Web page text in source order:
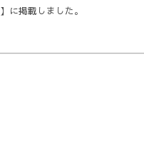
】に掲載しました。